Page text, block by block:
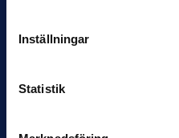
Inställningar
Statistik
Han nätade